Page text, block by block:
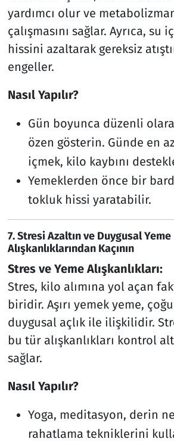
yardımcı olur ve
çalışmasını sağlar. Ayrıca, su
hissini azaltarak gereksiz
engeller.
Nasıl Yapılır?
Gün boyunca düzenli
özen gösterin. Günde en
içmek, kilo kaybını
Yemeklerden önce bir
tokluk hissi yaratabilir.
7.Stresi Azaltın ve Duygusal Yeme
Alışkanlıklarından Kaçının
Stres ve Yeme Alışkanlıkları:
Stres, kilo alımına yol açan
biridir. Aşırı yemek yeme,
duygusal açlık ile ilişkilidir.
bu tür alışkanlıkları kontrol
sağlar.
Nasıl Yapılır?
Yoga, meditasyon, derin
rahatlama tekniklerini